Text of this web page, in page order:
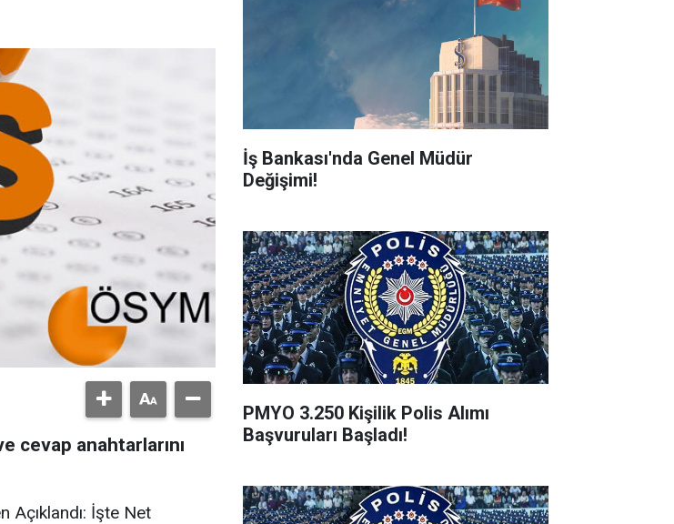
cevap anahtarlarını
Açıklandı: İşte Net
İş Bankası'nda Genel Müdür
Değişimi!
PMYO 3.250 Kişilik Polis Alımı
Başvuruları Başladı!